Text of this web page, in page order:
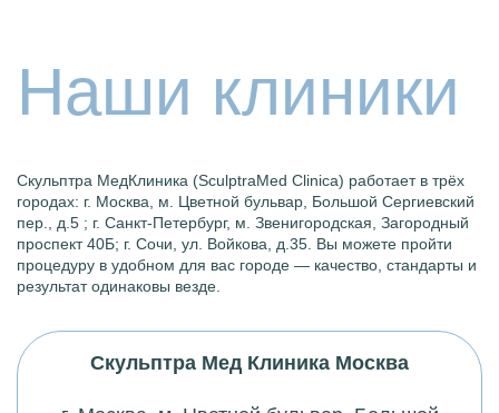
Наши клиники
Скульптра МедКлиника (SculptraMed Clinica) работает в трёх
городах: г. Москва, м . Цветной бульвар, Большой Сергиевский
пер., д.5 ; г. Санкт-Петербург, м . Звенигородская, Загородный
проспект 40Б; г. Сочи, ул. Войкова, д.35. Вы можете пройти
процедуру в удобном для вас городе — качество, стандарты и
результат одинаковы везде.
Скульптра Мед Клиника Москва